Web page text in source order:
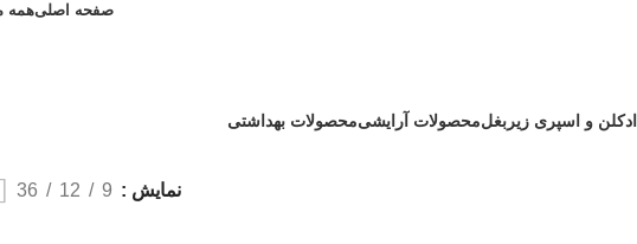
صفحه اصلیهمه
ادکلن و اسپری زیربغلمحصولات آرایشیمحصولات بهداشتی
نمایش 9
12
36